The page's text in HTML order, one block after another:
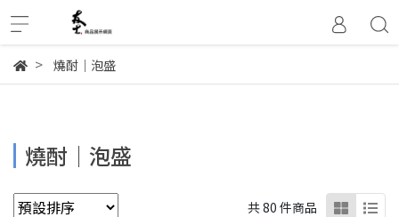
燒酎│泡盛
燒酎│泡盛
共 80 件商品